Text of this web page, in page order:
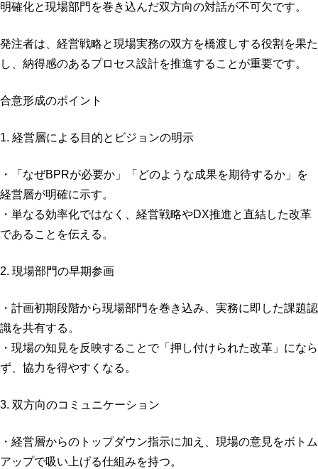
明確化と現場部門を巻き込んだ双方向の対話が不可欠です。
発注者は、経営戦略と現場実務の双方を橋渡しする役割を果た
し、納得感のあるプロセス設計を推進することが重要です。
合意形成のポイント
1. 経営層による目的とビジョンの明示
・「なぜBPRが必要か」「どのような成果を期待するか」を
経営層が明確に示す。
・単なる効率化ではなく、経営戦略やDX推進と直結した改革
であることを伝える。
2. 現場部門の早期参画
・計画初期段階から現場部門を巻き込み、実務に即した課題認
識を共有する。
・現場の知見を反映することで「押し付けられた改革」になら
ず、協力を得やすくなる。
3. 双方向のコミュニケーション
・経営層からのトップダウン指示に加え、現場の意見をボトム
アップで吸い上げる仕組みを持つ。